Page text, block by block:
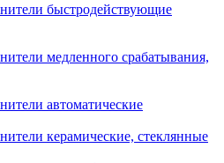
быстродействующие
медленного срабатывания,
автоматические
керамические, стеклянные